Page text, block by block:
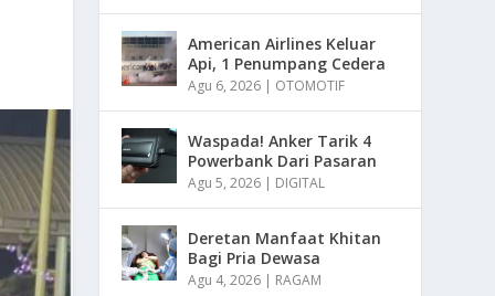
American Airlines Keluar
Api, 1 Penumpang Cedera
Agu 6, 2026 | OTOMOTIF
Waspada! Anker Tarik 4
Powerbank Dari Pasaran
Agu 5, 2026 | DIGITAL
Deretan Manfaat Khitan
Bagi Pria Dewasa
Agu 4, 2026 | RAGAM